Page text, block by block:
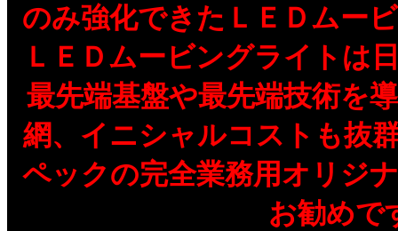
のみ強化できたＬＥＤムー
ＬＥＤムービングライトは
最先端基盤や最先端技術を
網、イニシャルコストも抜
ペックの完全業務用オリジ
お勧めで